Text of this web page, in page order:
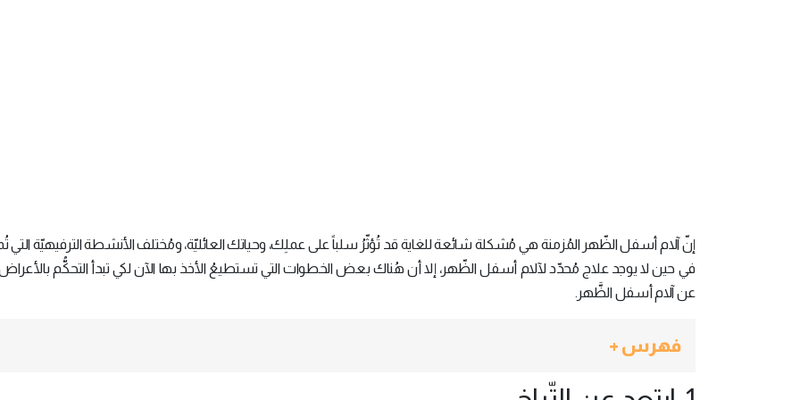
إنّ آلام أسفل الظّهر المُزمنة هي مُشكلة شائعة للغاية قد تُؤثّرُ سلباً على عملِك، وحياتك العائليّة، ومُختلف الأنشطة الترفيهيّة التي
في حين لا يوجد علاج مُحدّد لآلام أسفل الظّهر، إلا أن هُناك بعض الخطوات التي تستطيعُ الأخذ بها الآن لكي تبدأ التحكُّم بالأعراض
عن آلام أسفل الظَّهر.
فهرس +